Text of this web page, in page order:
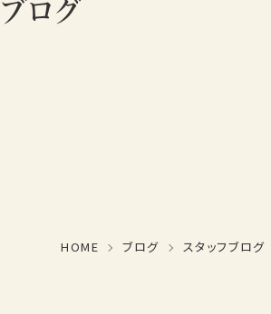
ブログ
HOME ブログ スタッフブログ